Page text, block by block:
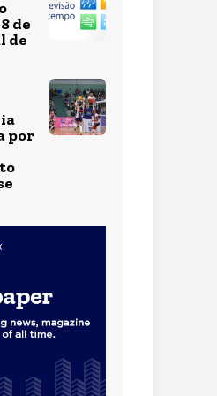
de
de
por